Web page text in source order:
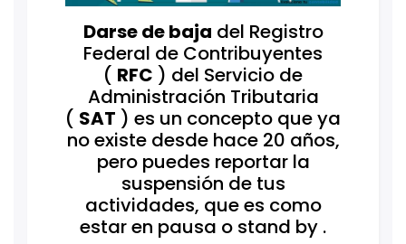
Darse de baja del Registro
Federal de Contribuyentes
( RFC ) del Servicio de
Administración Tributaria
( SAT ) es un concepto que ya
no existe desde hace 20 años,
pero puedes reportar la
suspensión de tus
actividades, que es como
estar en pausa o stand by .